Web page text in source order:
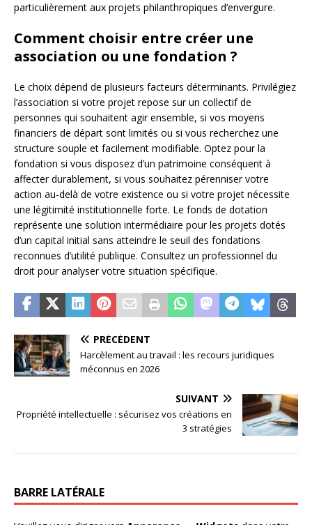
particulièrement aux projets philanthropiques d’envergure.
Comment choisir entre créer une
association ou une fondation ?
Le choix dépend de plusieurs facteurs déterminants. Privilégiez
l’association si votre projet repose sur un collectif de
personnes qui souhaitent agir ensemble, si vos moyens
financiers de départ sont limités ou si vous recherchez une
structure souple et facilement modifiable. Optez pour la
fondation si vous disposez d’un patrimoine conséquent à
affecter durablement, si vous souhaitez pérenniser votre
action au-delà de votre existence ou si votre projet nécessite
une légitimité institutionnelle forte. Le fonds de dotation
représente une solution intermédiaire pour les projets dotés
d’un capital initial sans atteindre le seuil des fondations
reconnues d’utilité publique. Consultez un professionnel du
droit pour analyser votre situation spécifique.
PRÉCÉDENT
Harcèlement au travail : les recours juridiques
méconnus en 2026
SUIVANT
Propriété intellectuelle : sécurisez vos créations en
3 stratégies
BARRE LATÉRALE